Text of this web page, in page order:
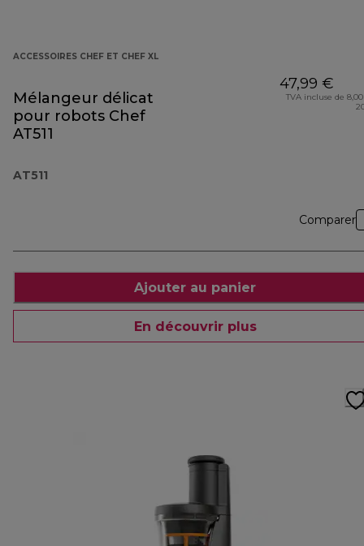
ACCESSOIRES CHEF ET CHEF XL
Mélangeur délicat
pour robots Chef
AT511
AT511
47,99 €
TVA incluse de
Comparer
Ajouter au panier
En découvrir plus